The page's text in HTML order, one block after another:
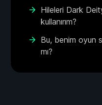
Hileleri Dark
kullanırım?
Bu, benim oyun
mı?